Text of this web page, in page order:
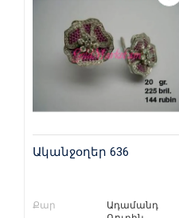
Ականջօղեր 636
Քար
Ադամանդ